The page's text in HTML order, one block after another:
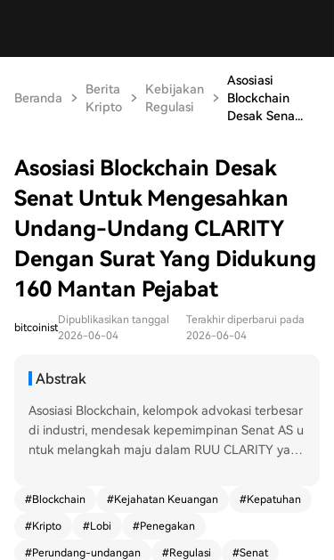
Beranda
Berita
Kripto
Kebijakan
Regulasi
Asosiasi
Blockchain
Desak Sena...
Asosiasi Blockchain Desak
Senat Untuk Mengesahkan
Undang-Undang CLARITY
Dengan Surat Yang Didukung
160 Mantan Pejabat
bitcoinist
Dipublikasikan tanggal
2026-06-04
Terakhir diperbarui pada
2026-06-04
Abstrak
Asosiasi Blockchain, kelompok advokasi terbesar
di industri, mendesak kepemimpinan Senat AS u
ntuk melangkah maju dalam RUU CLARITY yang
n profesional keamanan nasional, intelijen, dan p
enegak hukum. Mereka berargumen bahwa tan
pa kerangka kerja federal yang jelas, aktivitas te
#Blockchain #Kejahatan Keuangan #Kepatuhan
#Kripto #Lobi #Penegakan
#Perundang-undangan #Regulasi #Senat